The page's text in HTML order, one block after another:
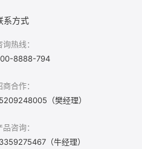
系方式
询热线：
8888-794
商合作：
（樊经理）
品咨询：
（牛经理）